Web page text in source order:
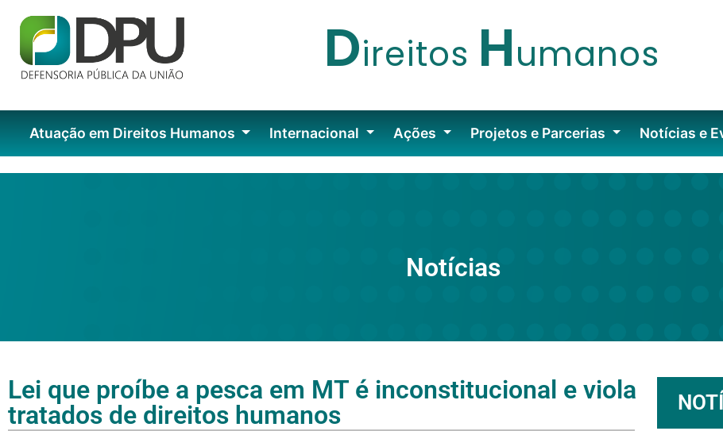
Direitos Humanos
Atuação em Direitos Humanos Internacional Ações Projetos e Parcerias Notícias e
Notícias
Lei que proíbe a pesca em MT é inconstitucional e viola
tratados de direitos humanos